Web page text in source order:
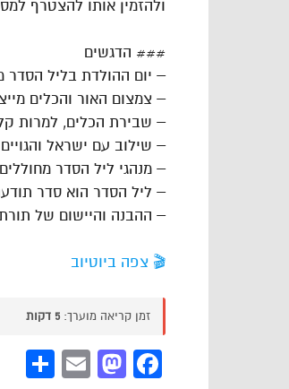
ולהזמין אותו להצטרף
### הדגשים
– יום ההולדת בליל
– צמצום האור והכלים
– שבירת הכלים, למרות
– שילוב עם ישראל
– מנהגי ליל הסדר
– ליל הסדר הוא סדר
– ההבנה והיישום של
🎬 צפה ביוטיוב
זמן קריאה מוערך: 5 דקות
Facebook
Email